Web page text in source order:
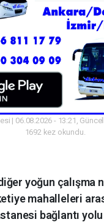
| 06.08.2026 - 13:21,
1692 kez okundu.
yoğun çalışma
mahalleleri
bağlantı